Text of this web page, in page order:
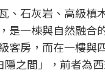
、石灰岩、高級槙
是一棟與自然融合
客房，而在一樓與
之間」，前者為